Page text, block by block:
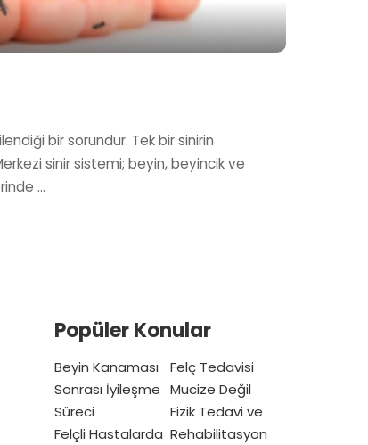
bir sorundur. Tek bir sinirin
sinir sistemi; beyin, beyincik ve
...
Popüler Konular
Beyin Kanaması
Sonrası İyileşme
Süreci
Felçli Hastalarda
Felç Tedavisi
Mucize Değil
Fizik Tedavi ve
Rehabilitasyon